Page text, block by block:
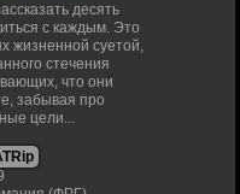
десять
с каждым. Это
жизненной суетой,
стечения
что они
забывая про
цели...